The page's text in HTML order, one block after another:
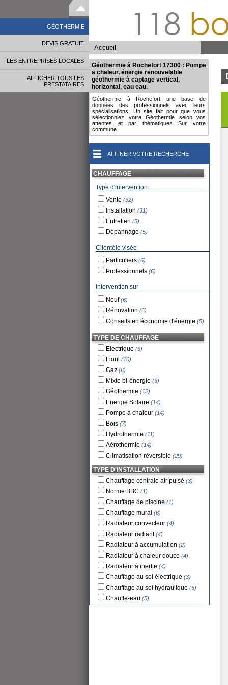
118
Accueil
GÉOTHERMIE
DEVIS GRATUIT
LES ENTREPRISES LOCALES
AFFICHER TOUS LES
PRESTATAIRES
Géothermie à Rochefort 17300 : Pompe
a chaleur, énergie renouvelable
géothermie à captage vertical,
horizontal, eau eau.
Géothermie à Rochefort une base de
données des professionnels avec leurs
spécialisations. Un site fait pour que vous
sélectionniez votre Géothermie selon vos
attentes et par thématiques Sur votre
commune.
AFFINER VOTRE RECHERCHE
CHAUFFAGE
Type d'intervention
Vente (32)
Installation (31)
Entretien (5)
Dépannage (5)
Clientèle visée
Particuliers (6)
Professionnels (6)
Intervention sur
Neuf(6)
Rénovation (6)
Conseils en économie d'énergie (5)
TYPE DE CHAUFFAGE
Electrique (3)
Fioul (10)
Gaz (6)
Mixte bi-énergie (3)
Géothermie (12)
Energie Solaire (14)
Pompe à chaleur (14)
Bois (7)
Hydrothermie (11)
Aérothermie (14)
Climatisation réversible (29)
TYPE D'INSTALLATION
Chauffage centrale air pulsé (3)
Norme BBC (1)
Chauffage de piscine (1)
Chauffage mural (6)
Radiateur convecteur (4)
Radiateur radiant(4)
Radiateur à accumulation (2)
Radiateur à chaleur douce (4)
Radiateur à inertie (4)
Chauffage au sol électrique (3)
Chauffage au sol hydraulique (5)
Chauffe-eau (5)